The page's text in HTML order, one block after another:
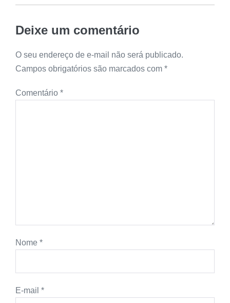
Deixe um comentário
O seu endereço de e-mail não será publicado.
Campos obrigatórios são marcados com *
Comentário *
Nome *
E-mail *